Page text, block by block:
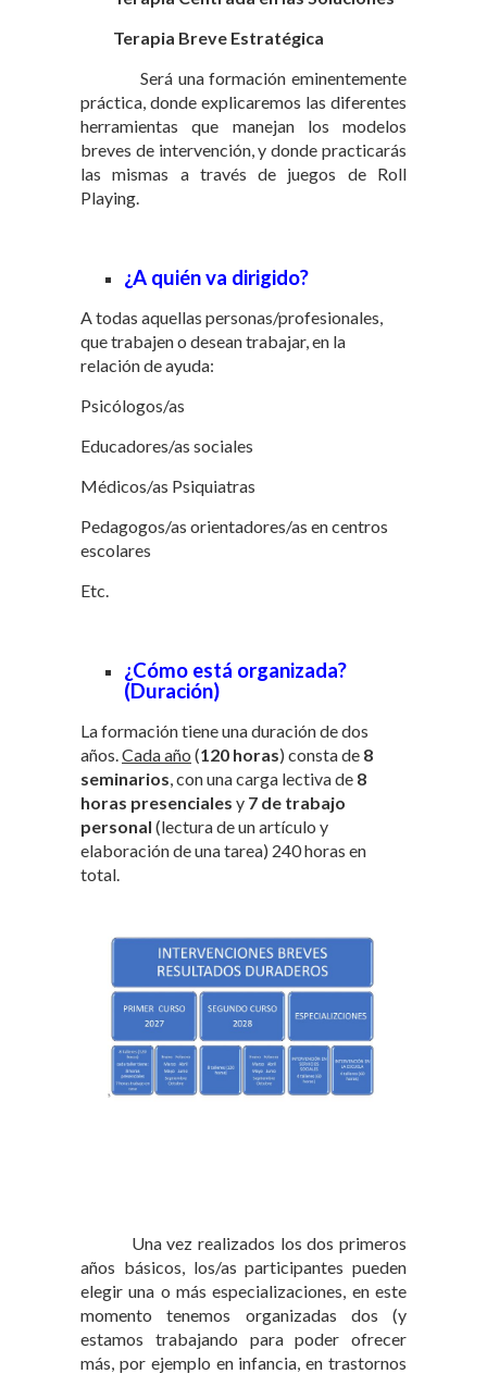
Terapia Breve Estratégica
Será una formación eminentemente
práctica, donde explicaremos las diferentes
herramientas que manejan los modelos
breves de intervención, y donde practicarás
las mismas a través de juegos de Roll
Playing.
¿A quién va dirigido?
A todas aquellas personas/profesionales,
que trabajen o desean trabajar, en la
relación de ayuda:
Psicólogos/as
Educadores/as sociales
Médicos/as Psiquiatras
Pedagogos/as orientadores/as en centros
escolares
Etc.
¿Cómo está organizada?
(Duración)
La formación tiene una duración de dos
años.Cada año (120 horas) consta de 8
seminarios, con una carga lectiva de 8
horas presenciales y 7 de trabajo
personal (lectura de un artículo y
elaboración de una tarea) 240 horas en
total.
Una vez realizados los dos primeros
años básicos, los/as participantes pueden
elegir una o más especializaciones, en este
momento tenemos organizadas dos (y
estamos trabajando para poder ofrecer
más, por ejemplo en infancia, en trastornos